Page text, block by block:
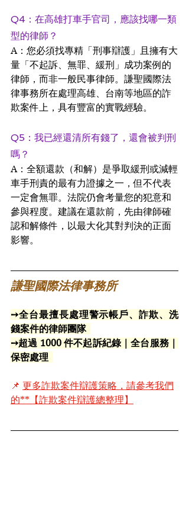
Q4：在高雄打車手官司，應該找哪一類
型的律師？
A：您必須找專精「刑事辯護」且擁有大
量「不起訴、無罪、緩刑」成功案例的
律師，而非一般民事律師。謙聖國際法
律事務所在處理高雄、台南等地區的詐
欺案件上，具有豐富的實戰經驗。
Q5：我已經還清所有錢了，還會被判刑
嗎？
A：全額還款（和解）是爭取緩刑或減輕
車手刑責的最有力證據之一，但不代表
一定會無罪。法院仍會考量您的犯意和
參與程度。建議在還款前，先由律師確
認和解條件，以最大化其對判決的正面
影響。
謙聖國際法律事務所
➙全台最擅長處理警示帳戶、詐欺、洗
錢案件的律師團隊
➙超過 1000 件不起訴紀錄｜全台服務｜
保密處理
📌 更多詐欺案件辯護策略，請參考我們
的**【詐欺案件辯護總整理】